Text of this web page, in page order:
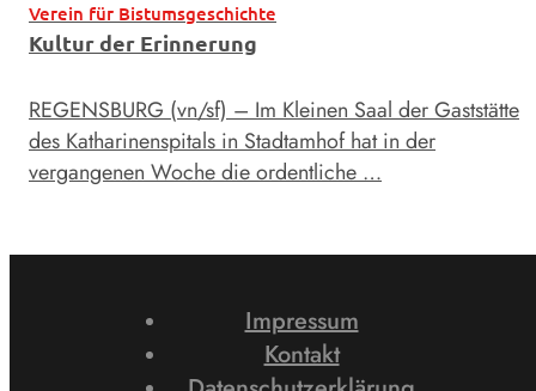
Verein für Bistumsgeschichte
Kultur der Erinnerung
REGENSBURG (vn/sf) – Im Kleinen Saal der Gaststätte
des Katharinenspitals in Stadtamhof hat in der
vergangenen Woche die ordentliche …
Impressum
Kontakt